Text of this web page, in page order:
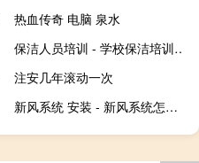
热血传奇 电脑 泉水
保洁人员培训 - 学校保洁培训方案
注安几年滚动一次
新风系统 安装 - 新风系统怎么安装好